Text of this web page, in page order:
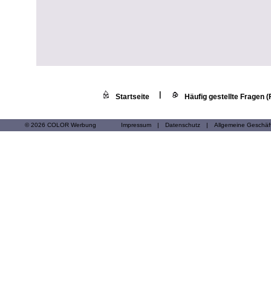
Startseite Häufig gestellte Fragen
© 2026 COLOR Werbung Impressum | Datenschutz | Allgemeine